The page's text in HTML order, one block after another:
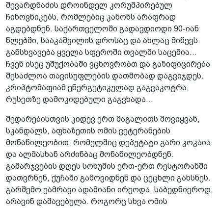
შევარდნაძის დროინდელ კორუმპირებულ
ჩინოვნიკებს, რომლებიც კანონს არაფრად
აგდებდნენ. საქართველოში გადავდიოდი 90-იან
წლებში, სააკაშვილის დროსაც და ახლაც მიწევს.
განსხვავება ყველა სფეროში თვალში საცემია...
ჩვენ ისეც უშუქობაში ვცხოვრობთ და გაზიფიცირება
შესაძლოა თავისუფლების დათმობად დაგვიჯდეს.
კრიპტომაფიამ ენერგეტიკულად გაგვაკოტრა,
რუსეთზე დამოკიდებული გაგვხადა...
შედარებისთვის კიდევ ერთ მაგალითს მოვიყვან,
სკანდალს, აფხაზეთის ომის ვეტერანების
მონაწილეობით, რომელშიც დეპუტატი გარი კოკაია
და ალმასხან არძინბაც მონაწილეობდნენ.
გამარჯვების დღეს სოხუმის ერთ-ერთ რესტორანში
დათვრნენ, ქუჩაში გამოვიდნენ და ცეცხლი გახსნეს.
გარშემო უამრავი ადამიანი ირეოდა. საბედნიეროდ,
არავინ დაშავებულა. როგორც სხვა ომის